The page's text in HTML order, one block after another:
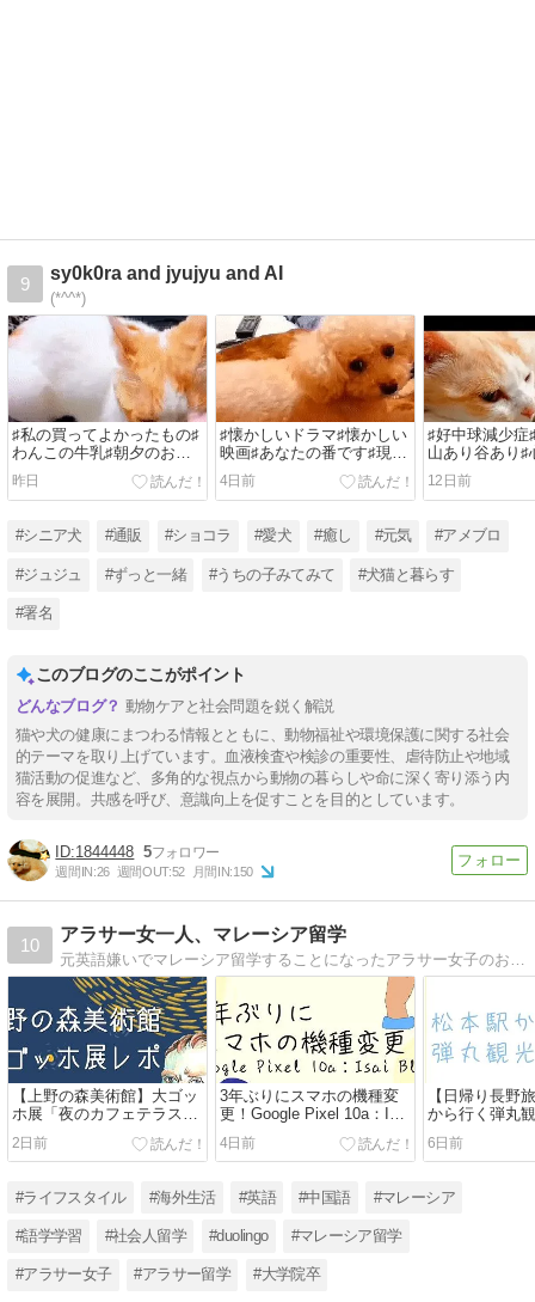
9
sy0k0ra and jyujyu and AI
(*^^*)
♯私の買ってよかったもの♯
わんこの牛乳♯朝夕のお散
歩♯毎日飲む ♯心理テスト ♯
うちの子みてみて
昨日
♯懐かしいドラマ♯懐かしい
映画♯あなたの番です♯現実
逃避♯推し活♯猫になりたい
♯癒し♯心理テスト
4日前
♯好中球減少症
山あり谷あり♯
アマビエ♯シ
ュジュ♯犬♯猫
12日前
#シニア犬 #通販 #ショコラ #愛犬 #癒し #元気 #アメブロ
#ジュジュ #ずっと一緒 #うちの子みてみて #犬猫と暮らす
#署名
このブログのここがポイント
動物ケアと社会問題を鋭く解説
猫や犬の健康にまつわる情報とともに、動物福祉や環境保護に関する社会
的テーマを取り上げています。血液検査や検診の重要性、虐待防止や地域
猫活動の促進など、多角的な視点から動物の暮らしや命に深く寄り添う内
容を展開。共感を呼び、意識向上を促すことを目的としています。
1844448 5
週間IN:26 週間OUT:52 月間IN:150
10
アラサー女一人、マレーシア留学
元英語嫌いでマレーシア留学することになったアラサー女子のお気楽なブログ。 2023年9月に渡航。マレーシア留学の準備と院生旦那との結婚生活と観劇のことを綴ります。
【上野の森美術館】大ゴッ
ホ展「夜のカフェテラス」
レポ
2日前
3年ぶりにスマホの機種変
更！Google Pixel 10a：Isai
Blue
4日前
【日帰り長野
から行く弾丸
み蕎麦」「信
6日前
#ライフスタイル #海外生活 #英語 #中国語 #マレーシア
#語学学習 #社会人留学 #duolingo #マレーシア留学
#アラサー女子 #アラサー留学 #大学院卒